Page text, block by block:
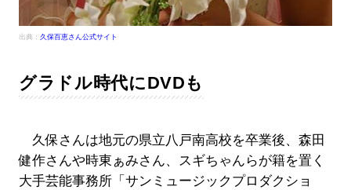
出典： 久保百恵さん公式サイト
グラドル時代にDVDも
久保さんは地元の県立八戸南高校を卒業後、森田
健作さんや時東ぁみさん、スギちゃんらが籍を置く
大手芸能事務所「サンミュージックプロダクショ